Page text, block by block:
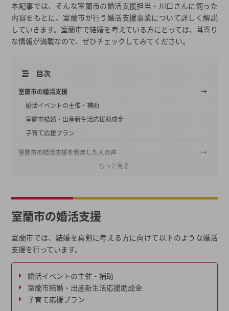
本記事では、そんな室蘭市の婚活支援担当・川口さんに伺った
内容をもとに、室蘭市が行う婚活支援事業について詳しく解説
していきます。室蘭市で結婚を考えている方にとっては、耳寄り
な情報が満載なので、ぜひチェックしてみてください。
目次
室蘭市の婚活支援
婚活イベントの主催・補助
室蘭市結婚・出産新生活応援助成金
子育て応援プラン
室蘭市の婚活支援を利用した人の声
婚活支援を行う事業所の基本情報
都道府県から結婚相談所を探す
結婚相談所一覧から結婚相談所を探す
もっと見る
室蘭市の婚活支援
室蘭市では、結婚を真剣に考える方に向けて以下のような婚活
支援を行っています。
婚活イベントの主催・補助
室蘭市結婚・出産新生活応援助成金
子育て応援プラン